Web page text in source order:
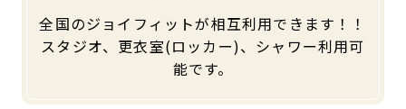
全国のジョイフィットが相互利用できます！！
スタジオ、更衣室(ロッカー)、シャワー利用可
能です。